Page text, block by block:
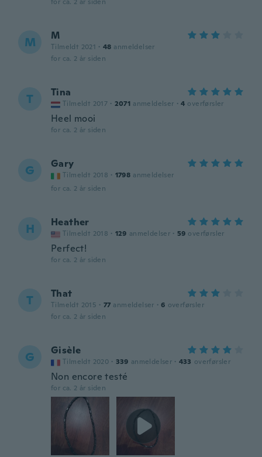
M M
Tilmeldt 2021 · 48 anmeldelser
for ca. 2 år siden
T Tina
Tilmeldt 2017 · 2071 anmeldelser · 4 overførsler
Heel mooi
for ca. 2 år siden
G Gary
Tilmeldt 2018 · 1798 anmeldelser
for ca. 2 år siden
H Heather
Tilmeldt 2018 · 129 anmeldelser · 59 overførsler
Perfect!
for ca. 2 år siden
T That
Tilmeldt 2015 · 77 anmeldelser · 6 overførsler
for ca. 2 år siden
G Gisèle
Tilmeldt 2020 · 339 anmeldelser · 433 overførsler
Non encore testé
for ca. 2 år siden